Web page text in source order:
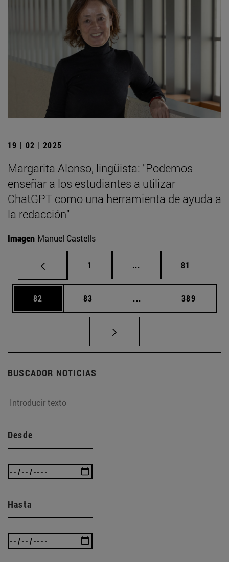
19 | 02 | 2025
Margarita Alonso, lingüista: "Podemos
enseñar a los estudiantes a utilizar
ChatGPT como una herramienta de ayuda a
la redacción"
Imagen Manuel Castells
Página
1 ... Páginas intermedias
Página
81
Página
82 Página
83 ... Páginas intermedias
Página
389
BUSCADOR NOTICIAS
Desde
Hasta